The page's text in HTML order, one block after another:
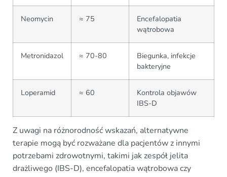
Neomycin ≈ 75
Encefalopatia
wątrobowa
Metronidazol ≈ 70-80
Biegunka, infekcje
bakteryjne
Loperamid ≈ 60
Kontrola objawów
IBS-D
Z uwagi na różnorodność wskazań, alternatywne
terapie mogą być rozważane dla pacjentów z innymi
potrzebami zdrowotnymi, takimi jak zespół jelita
drażliwego (IBS-D), encefalopatia wątrobowa czy